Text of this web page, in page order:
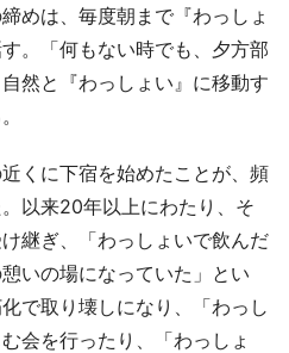
めは、毎度朝まで『わっしょ
。「何もない時でも、夕方部
然と『わっしょい』に移動す
くに下宿を始めたことが、頻
以来20年以上にわたり、そ
継ぎ、「わっしょいで飲んだ
いの場になっていた」とい
で取り壊しになり、「わっし
会を行ったり、「わっしょ